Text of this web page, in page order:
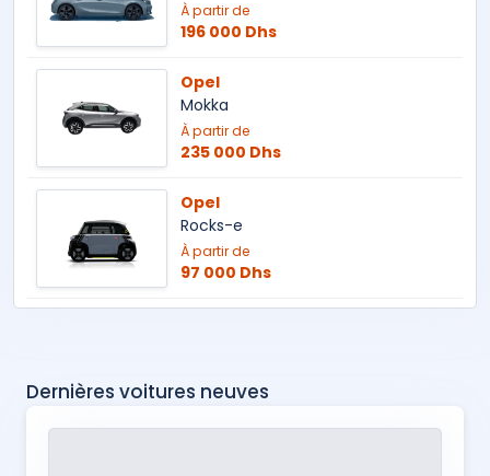
À partir de
196 000 Dhs
Opel
Mokka
À partir de
235 000 Dhs
Opel
Rocks-e
À partir de
97 000 Dhs
Dernières voitures neuves